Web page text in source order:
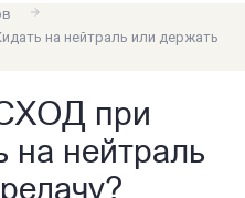
на нейтраль или держать
при
на нейтраль